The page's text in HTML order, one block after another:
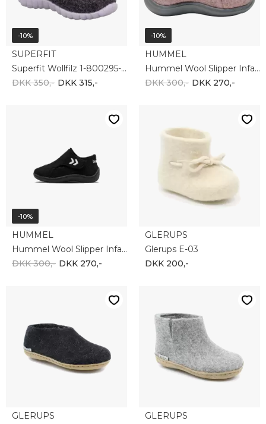
-10%
SUPERFIT
Superfit Wollfilz 1-800295-0000
DKK 350,- DKK 315,-
-10%
HUMMEL
Hummel Wool Slipper Infant 210381-3005
DKK 300,- DKK 270,-
-10%
HUMMEL
Hummel Wool Slipper Infant 210381-2001
DKK 300,- DKK 270,-
GLERUPS
Glerups E-03
DKK 200,-
GLERUPS
GLERUPS